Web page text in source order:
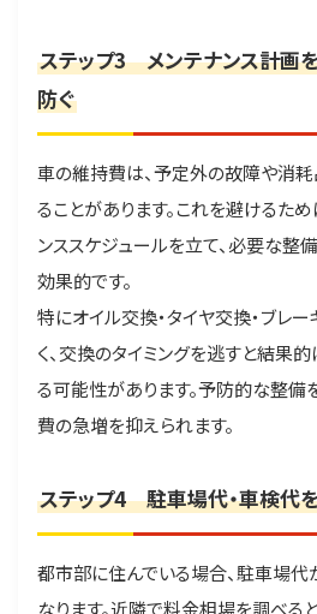
ステップ3 メンテナンス計画
防ぐ
車の維持費は、予定外の故障や消
ることがあります。これを避けるた
ンススケジュールを立て、必要な整
効果的です。
特にオイル交換・タイヤ交換・ブレ
く、交換のタイミングを逃すと結果
る可能性があります。予防的な整備
費の急増を抑えられます。
ステップ4 駐車場代・車検代
都市部に住んでいる場合、駐車場
なります。近隣で料金相場を調べる